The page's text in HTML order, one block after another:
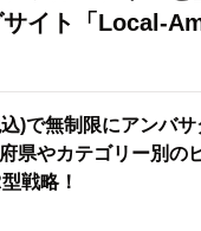
イト「Local-
)で無制限にアンバ
県やカテゴリー別の
戦略！